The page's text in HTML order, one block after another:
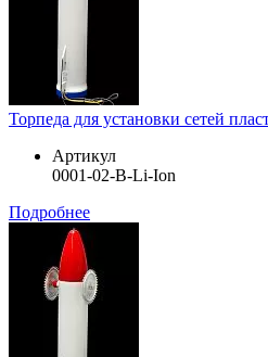
Торпеда для установки сетей
Артикул
0001-02-B-Li-Ion
Подробнее